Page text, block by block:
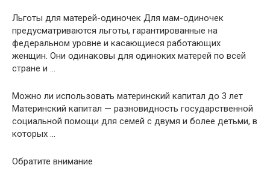
Льготы для матерей-одиночек Для мам-одиночек
предусматриваются льготы, гарантированные на
федеральном уровне и касающиеся работающих
женщин. Они одинаковы для одиноких матерей по всей
стране и …
Можно ли использовать материнский капитал до 3 лет
Материнский капитал — разновидность государственной
социальной помощи для семей с двумя и более детьми, в
которых …
Обратите внимание